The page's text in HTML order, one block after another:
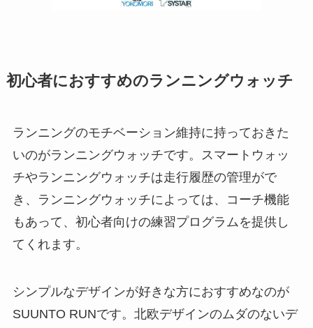
初心者におすすめのランニングウォッチ
ランニングのモチベーション維持に持っておきた
いのがランニングウォッチです。スマートウォッ
チやランニングウォッチは走行履歴の管理がで
き、ランニングウォッチによっては、コーチ機能
もあって、初心者向けの練習プログラムを提供し
てくれます。
シンプルなデザインが好きな方におすすめなのが
SUUNTO RUNです。北欧デザインのムダのないデ